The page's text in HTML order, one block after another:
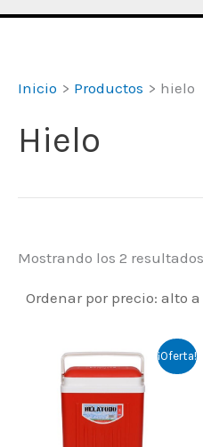
Inicio Productos hielo
Hielo
Mostrando los 2 resultados
¡Oferta!
Original
price
$32.000.
Current
price
$29.000.